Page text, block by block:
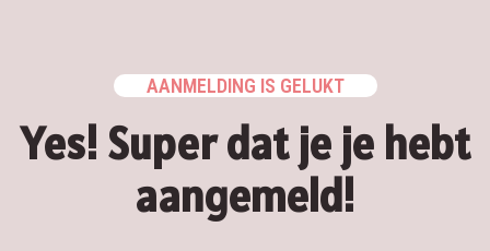
AANMELDING IS GELUKT
Yes! Super dat je je hebt
aangemeld!